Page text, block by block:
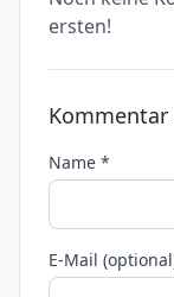
ersten!
Kommentar
Name *
E-Mail